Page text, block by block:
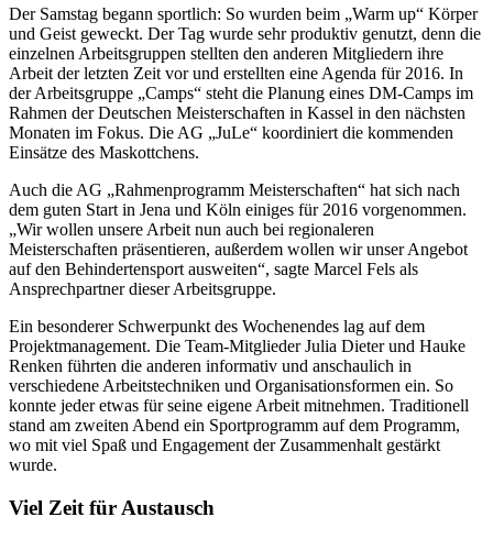
Der Samstag begann sportlich: So wurden beim „Warm up“ Körper
und Geist geweckt. Der Tag wurde sehr produktiv genutzt, denn die
einzelnen Arbeitsgruppen stellten den anderen Mitgliedern ihre
Arbeit der letzten Zeit vor und erstellten eine Agenda für 2016. In
der Arbeitsgruppe „Camps“ steht die Planung eines DM-Camps im
Rahmen der Deutschen Meisterschaften in Kassel in den nächsten
Monaten im Fokus. Die AG „JuLe“ koordiniert die kommenden
Einsätze des Maskottchens.
Auch die AG „Rahmenprogramm Meisterschaften“ hat sich nach
dem guten Start in Jena und Köln einiges für 2016 vorgenommen.
„Wir wollen unsere Arbeit nun auch bei regionaleren
Meisterschaften präsentieren, außerdem wollen wir unser Angebot
auf den Behindertensport ausweiten“, sagte Marcel Fels als
Ansprechpartner dieser Arbeitsgruppe.
Ein besonderer Schwerpunkt des Wochenendes lag auf dem
Projektmanagement. Die Team-Mitglieder Julia Dieter und Hauke
Renken führten die anderen informativ und anschaulich in
verschiedene Arbeitstechniken und Organisationsformen ein. So
konnte jeder etwas für seine eigene Arbeit mitnehmen. Traditionell
stand am zweiten Abend ein Sportprogramm auf dem Programm,
wo mit viel Spaß und Engagement der Zusammenhalt gestärkt
wurde.
Viel Zeit für Austausch